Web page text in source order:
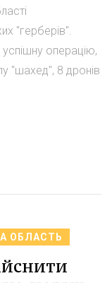
"герберів".
операцію,
"шахед", 8 дронів
ОБЛАСТЬ